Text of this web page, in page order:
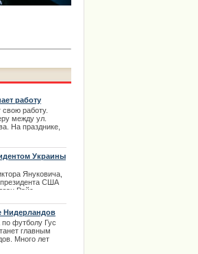
работу
свою работу.
между ул.
На празднике,
катка в
Украины
Януковича,
президента США
Райс
Нидерландов
футболу Гус
главным
Много лет
заниматься